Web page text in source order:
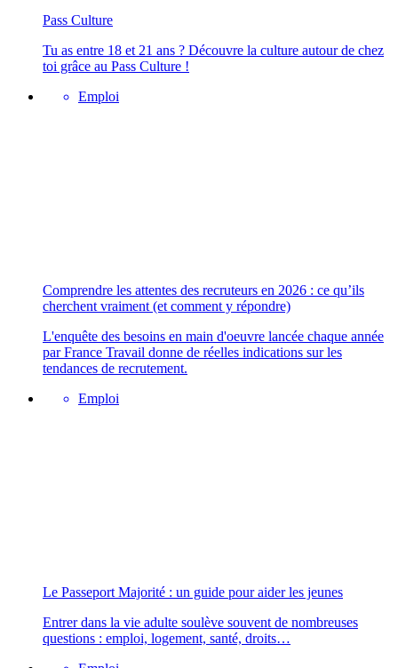
Pass Culture
Tu as entre 18 et 21 ans ? Découvre la culture autour de chez
toi grâce au Pass Culture !
Emploi
Comprendre les attentes des recruteurs en 2026 : ce qu’ils
cherchent vraiment (et comment y répondre)
L'enquête des besoins en main d'oeuvre lancée chaque année
par France Travail donne de réelles indications sur les
tendances de recrutement.
Emploi
Le Passeport Majorité : un guide pour aider les jeunes
Entrer dans la vie adulte soulève souvent de nombreuses
questions : emploi, logement, santé, droits…